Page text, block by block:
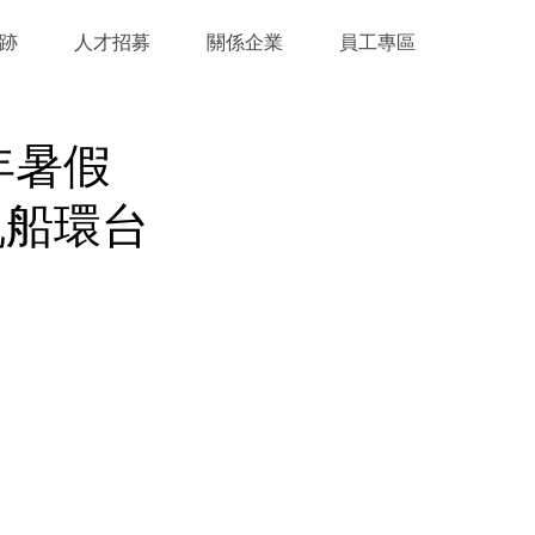
人才招募 關係企業 員工專區
假
環台